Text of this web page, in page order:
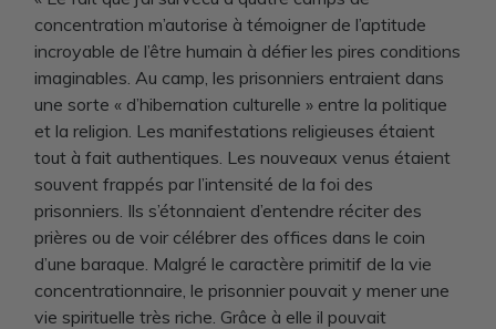
concentration m’autorise à témoigner de l’aptitude
incroyable de l’être humain à défier les pires conditions
imaginables. Au camp, les prisonniers entraient dans
une sorte « d’hibernation culturelle » entre la politique
et la religion. Les manifestations religieuses étaient
tout à fait authentiques. Les nouveaux venus étaient
souvent frappés par l’intensité de la foi des
prisonniers. Ils s’étonnaient d’entendre réciter des
prières ou de voir célébrer des offices dans le coin
d’une baraque. Malgré le caractère primitif de la vie
concentrationnaire, le prisonnier pouvait y mener une
vie spirituelle très riche. Grâce à elle il pouvait